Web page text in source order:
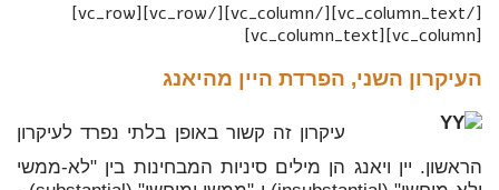
[/vc_column_text][/vc_column][/vc_row][vc_row]
[vc_column][vc_column_text]
העיקרון השני, הפרדת היין מהיאנג
עיקרון זה קשור באופן בלתי נפרד לעיקרון
הראשון. יין ויאנג הן מילים סיניות המבחינות בין "לא-ממשי